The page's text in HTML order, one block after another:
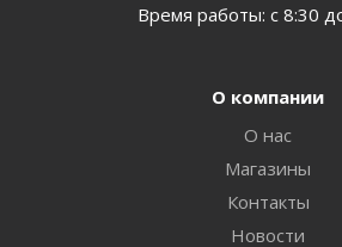
Время работы: с 8:30
О компании
О нас
Магазины
Контакты
Новости